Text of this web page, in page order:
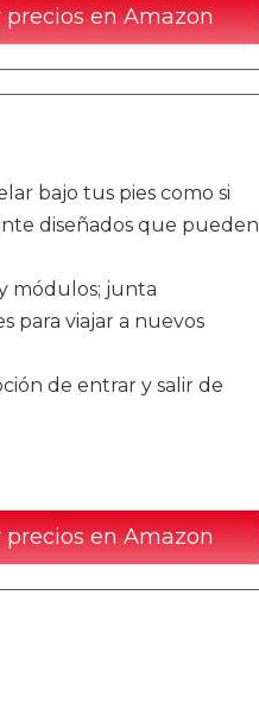
en Amazon
bajo tus pies como si
diseñados que pueden
módulos; junta
para viajar a nuevos
de entrar y salir de
en Amazon